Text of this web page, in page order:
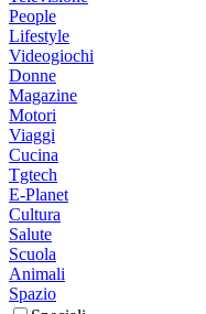
People
Lifestyle
Videogiochi
Donne
Magazine
Motori
Viaggi
Cucina
Tgtech
E-Planet
Cultura
Salute
Scuola
Animali
Spazio